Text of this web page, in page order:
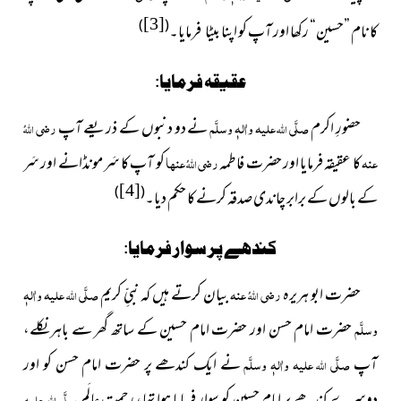
کا نام ”حسین“ رکھا اور آپ کو اپنابیٹا فرمایا۔(
[3]
)
عقیقہ فرمایا:
حضورِ اکرمصلَّیاللہعلیہ واٰلہٖ وسلَّمنے دو دنبوں کے ذریعے آپرضیاللہُ
عنہکا عقیقہ فرمایا اور حضرت فاطمہرضیاللہُعنہاکو آپ کا سَر مونڈانے اور سَر
کے بالوں کے برابر چاندی صدقہ کرنے کا حکم دیا۔(
[4]
)
کندھے پر سوار فرمایا:
حضرت ابو ہریرہرضیاللہُعنہبیان کرتے ہیں کہ نبیِّ کریمصلَّیاللہعلیہ واٰلہٖ
وسلَّمحضرت امام حسن اور حضرت امام حسین کے ساتھ گھر سے باہر نکلے،
آپصلَّی اللہعلیہ واٰلہٖ وسلَّمنے ایک کندھے پر حضرت امام حسن کو اور